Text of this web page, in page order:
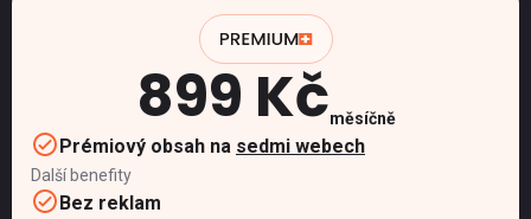
899 Kčměsíčně
Prémiový obsah na sedmi webech
Další benefity
Bez reklam